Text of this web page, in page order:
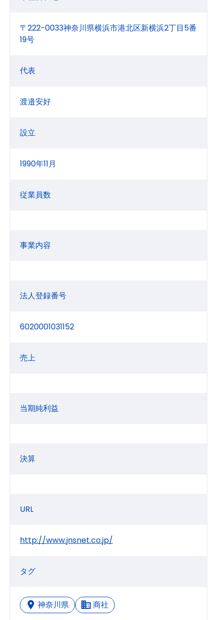
〒222-0033神奈川県横浜市港北区新横浜2丁目5番
19号
代表
渡邉安好
設立
1990年11月
従業員数
事業内容
法人登録番号
6020001031152
売上
当期純利益
決算
URL
http://www.jnsnet.co.jp/
タグ
神奈川県 商社